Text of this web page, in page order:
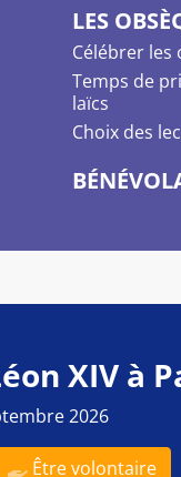
LES
Célébrer les
Temps de
laïcs
Choix des
XIV à
2026
Être volontaire